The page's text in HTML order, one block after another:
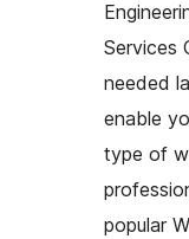
Services
needed
enable
type of
popular